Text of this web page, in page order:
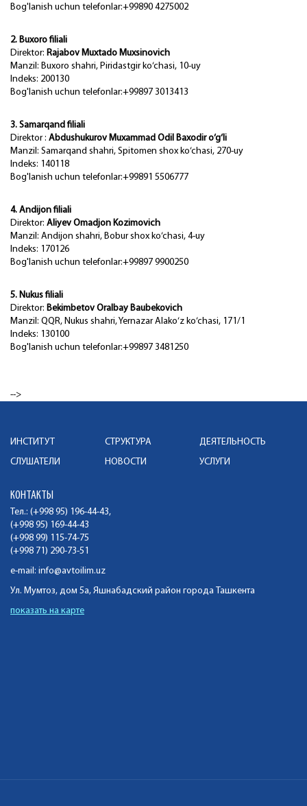
Bog'lanish uchun telefonlar:+99890 4275002
2. Buxoro filiali
Direktor: Rajabov Muxtado Muxsinovich
Manzil: Buxoro shahri, Piridastgir ko‘chasi, 10-uy
Indeks: 200130
Bog'lanish uchun telefonlar:+99897 3013413
3. Samarqand filiali
Direktor : Abdushukurov Muxammad Odil Baxodir o‘g‘li
Manzil: Samarqand shahri, Spitomen shox ko‘chasi, 270-uy
Indeks: 140118
Bog'lanish uchun telefonlar:+99891 5506777
4. Andijon filiali
Direktor: Aliyev Omadjon Kozimovich
Manzil: Andijon shahri, Bobur shox ko‘chasi, 4-uy
Indeks: 170126
Bog'lanish uchun telefonlar:+99897 9900250
5. Nukus filiali
Direktor: Bekimbetov Oralbay Baubekovich
Manzil: QQR, Nukus shahri, Yernazar Alako‘z ko‘chasi, 171/1
Indeks: 130100
Bog'lanish uchun telefonlar:+99897 3481250
-->
ИНСТИТУТ СТРУКТУРА
ДЕЯТЕЛЬНОСТЬ
СЛУШАТЕЛИ
НОВОСТИ УСЛУГИ
КОНТАКТЫ
Тел.: (+998 95) 196-44-43,
(+998 95) 169-44-43
(+998 99) 115-74-75
(+998 71) 290-73-51
e-mail: info@avtoilim.uz
Ул. Мумтоз, дом 5а, Яшнабадский район города Ташкента
показать на карте